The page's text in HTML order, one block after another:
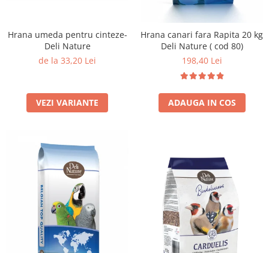
Hrana umeda pentru cinteze-
Deli Nature
de la 33,20 Lei
VEZI VARIANTE
Hrana canari fara Rapita 20 kg
Deli Nature ( cod 80)
198,40 Lei
ADAUGA IN COS